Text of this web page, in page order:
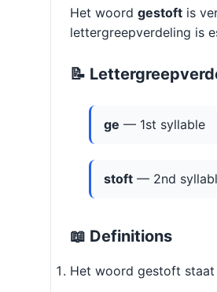
Het woord gestoft is
lettergreepverdeling is
📝
ge — 1st syllable
stoft — 2nd
📖 Definitions
Het woord gestoft staat